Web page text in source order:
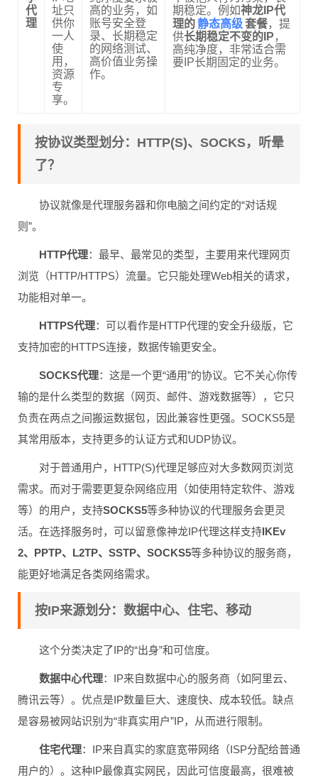
代
理
址只
供你
一人
使
用，
资源
专
享。
高的业务，如
账号安全登
录、长期稳定
的网络测试、
高价值业务操
作。
期稳定。例如神龙IP代
理的静态高级套餐，提
供长期稳定不变的IP ，
高纯净度，非常适合需
要IP长期固定的业务。
按协议类型划分：HTTP(S)、SOCKS，听晕
了？
协议就像是代理服务器和你电脑之间约定的“对话规
则”。
HTTP代理：最早、最常见的类型，主要用来代理网页
浏览（HTTP/HTTPS）流量。它只能处理Web相关的请求，
功能相对单一。
HTTPS代理：可以看作是HTTP代理的安全升级版，它
支持加密的HTTPS连接，数据传输更安全。
SOCKS代理：这是一个更“通用”的协议。它不关心你传
输的是什么类型的数据（网页、邮件、游戏数据等），它只
负责在两点之间搬运数据包，因此兼容性更强。SOCKS5是
其常用版本，支持更多的认证方式和UDP协议。
对于普通用户，HTTP(S)代理足够应对大多数网页浏览
需求。而对于需要更复杂网络应用（如使用特定软件、游戏
等）的用户，支持SOCKS5等多种协议的代理服务会更灵
活。在选择服务时，可以留意像神龙IP代理这样支持IKEv
2、PPTP、L2TP、SSTP、SOCKS5等多种协议的服务商，
能更好地满足各类网络需求。
按IP来源划分：数据中心、住宅、移动
这个分类决定了IP的“出身”和可信度。
数据中心代理：IP来自数据中心的服务商（如阿里云、
腾讯云等）。优点是IP数量巨大、速度快、成本较低。缺点
是容易被网站识别为“非真实用户”IP，从而进行限制。
住宅代理：IP来自真实的家庭宽带网络（ISP分配给普通
用户的）。这种IP最像真实网民，因此可信度最高，很难被